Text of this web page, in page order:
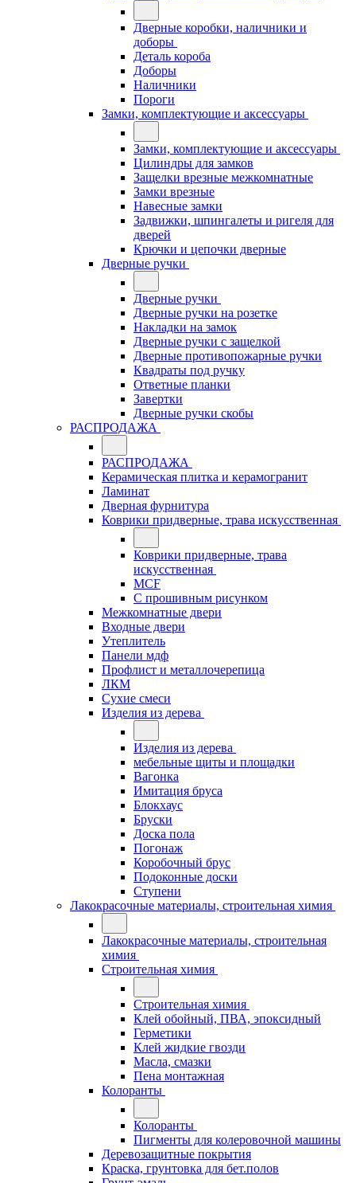
Дверные коробки, наличники и
доборы
Деталь короба
Доборы
Наличники
Пороги
Замки, комплектующие и аксессуары
Замки, комплектующие и аксессуары
Цилиндры для замков
Защелки врезные межкомнатные
Замки врезные
Навесные замки
Задвижки, шпингалеты и ригеля для
дверей
Крючки и цепочки дверные
Дверные ручки
Дверные ручки
Дверные ручки на розетке
Накладки на замок
Дверные ручки с защелкой
Дверные противопожарные ручки
Квадраты под ручку
Ответные планки
Завертки
Дверные ручки скобы
РАСПРОДАЖА
РАСПРОДАЖА
Керамическая плитка и керамогранит
Ламинат
Дверная фурнитура
Коврики придверные, трава искусственная
Коврики придверные, трава
искусственная
MCF
С прошивным рисунком
Межкомнатные двери
Входные двери
Утеплитель
Панели мдф
Профлист и металлочерепица
ЛКМ
Сухие смеси
Изделия из дерева
Изделия из дерева
мебельные щиты и площадки
Вагонка
Имитация бруса
Блокхаус
Бруски
Доска пола
Погонаж
Коробочный брус
Подоконные доски
Ступени
Лакокрасочные материалы, строительная химия
Лакокрасочные материалы, строительная
химия
Строительная химия
Строительная химия
Клей обойный, ПВА, эпоксидный
Герметики
Клей жидкие гвозди
Масла, смазки
Пена монтажная
Колоранты
Колоранты
Пигменты для колеровочной машины
Деревозащитные покрытия
Краска, грунтовка для бет.полов